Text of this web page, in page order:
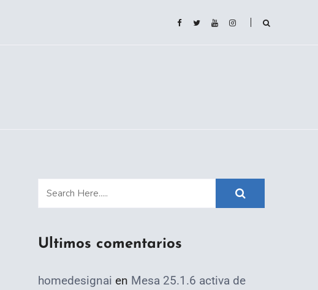
Ultimos comentarios
homedesignai en Mesa 25.1.6 activa de